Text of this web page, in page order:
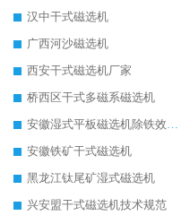
汉中干式磁选机
广西河沙磁选机
西安干式磁选机厂家
桥西区干式多磁系磁选机
安徽湿式平板磁选机除铁效果怎么样
安徽铁矿干式磁选机
黑龙江钛尾矿湿式磁选机
兴安盟干式磁选机技术规范